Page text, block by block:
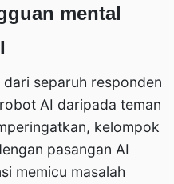
mental
separuh responden
AI daripada teman
kelompok
pasangan AI
memicu masalah